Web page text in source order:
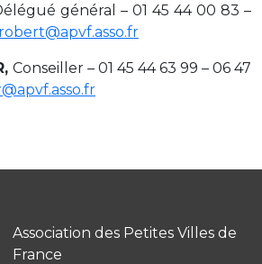
général – 01 45 44 00 83 –
, Conseiller – 01 45 44 63 99 – 06 47
Association des Petites Villes de
France